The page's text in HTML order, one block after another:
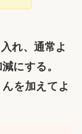
れ、通常よ
にする。
を加えてよ